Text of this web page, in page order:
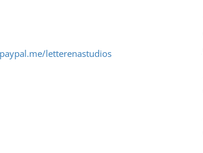
letterenastudios